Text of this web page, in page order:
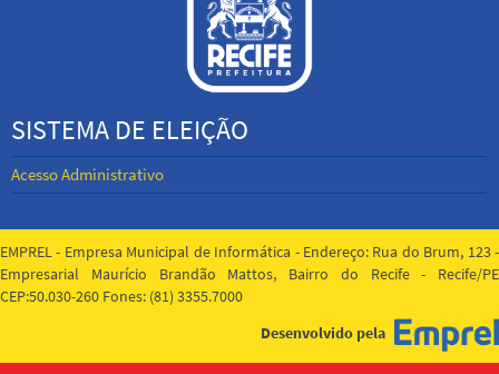
SISTEMA DE ELEIÇÃO
Acesso Administrativo
EMPREL - Empresa Municipal de Informática - Endereço: Rua do Brum, 123 -
Empresarial Maurício Brandão Mattos, Bairro do Recife - Recife/PE
CEP:50.030-260 Fones: (81) 3355.7000
Desenvolvido pela